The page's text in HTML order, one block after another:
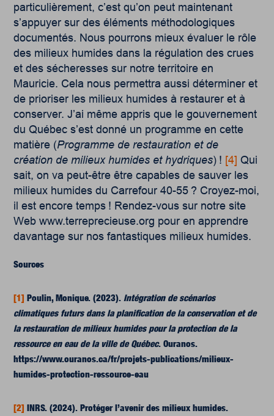
particulièrement, c’est qu’on peut maintenant
s’appuyer sur des éléments méthodologiques
documentés. Nous pourrons mieux évaluer le rôle
des milieux humides dans la régulation des crues
et des sécheresses sur notre territoire en
Mauricie. Cela nous permettra aussi déterminer et
de prioriser les milieux humides à restaurer et à
conserver. J’ai même appris que le gouvernement
du Québec s’est donné un programme en cette
matière (Programme de restauration et de
création de milieux humides et hydriques) ! [4] Qui
sait, on va peut-être être capables de sauver les
milieux humides du Carrefour 40-55 ? Croyez-moi,
il est encore temps ! Rendez-vous sur notre site
Webwww.terreprecieuse.org pour en apprendre
davantage sur nos fantastiques milieux humides.
Sources
[1] Poulin, Monique. (2023). Intégration de scénarios
climatiques futurs dans la planification de la conservation et de
la restauration de milieux humides pour la protection de la
ressource en eau de la ville de Québec. Ouranos.
https://www.ouranos.ca/fr/projets-publications/milieux-
humides-protection-ressource-eau
[2] INRS. (2024). Protéger l’avenir des milieux humides.